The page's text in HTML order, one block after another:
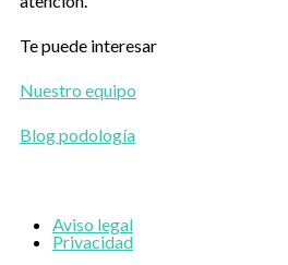
Te puede interesar
Nuestro equipo
Blog podología
Aviso legal
Privacidad